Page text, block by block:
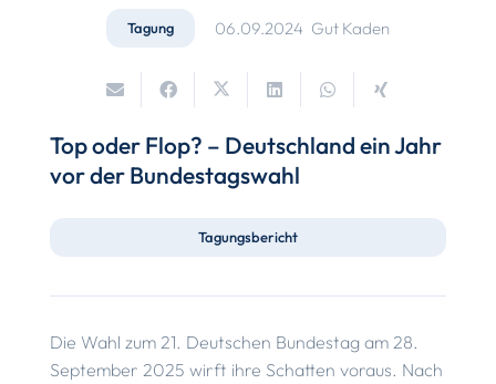
Tagung 06.09.2024 Gut Kaden
Top oder Flop? – Deutschland ein Jahr
vor der Bundestagswahl
Tagungsbericht
Die Wahl zum 21. Deutschen Bundestag am 28.
September 2025 wirft ihre Schatten voraus. Nach